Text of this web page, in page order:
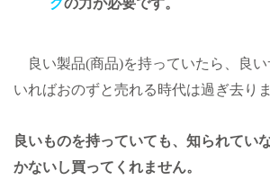
グの力が必要です。
良い製品(商品)を持っていたら、良い
いればおのずと売れる時代は過ぎ去りま
良いものを持っていても、 知られてい
かないし買ってくれません。